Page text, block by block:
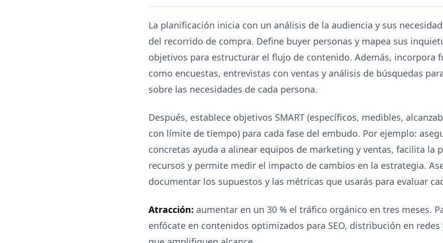
La planificación inicia con un análisis de la audiencia y sus
del recorrido de compra. Define buyer personas y mapea sus
objetivos para estructurar el flujo de contenido. Además, incorpora
como encuestas, entrevistas con ventas y análisis de búsquedas
sobre las necesidades de cada persona.
Después, establece objetivos SMART (específicos, medibles,
con límite de tiempo) para cada fase del embudo. Por ejemplo:
concretas ayuda a alinear equipos de marketing y ventas, facilita la
recursos y permite medir el impacto de cambios en la estrategia.
documentar los supuestos y las métricas que usarás para evaluar
Atracción: aumentar en un 30 % el tráfico orgánico en tres meses.
enfócate en contenidos optimizados para SEO, distribución en